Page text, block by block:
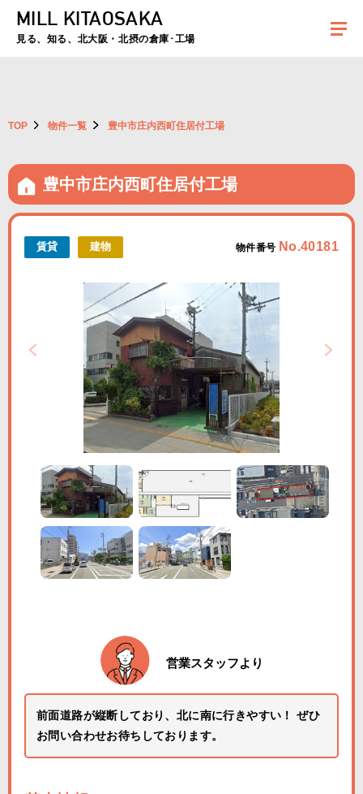
夏季休暇のお知らせ：2026年8月8日(土)～8月16日(日)まで休業とさせていた
MILL KITAOSAKA
見る、知る、北大阪・北摂の倉庫･工場
TOP 物件一覧 豊中市庄内西町住居付工場
豊中市庄内西町住居付工場
賃貸 建物 物件番号 No.40181
営業スタッフより
前面道路が縦断しており、北に南に行きやすい！ ぜひ
お問い合わせお待ちしております。